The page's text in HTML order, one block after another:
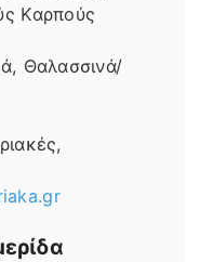
Καρπούς
Θαλασσινά/